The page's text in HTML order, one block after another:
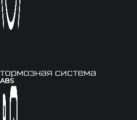
тормозная система
ABS